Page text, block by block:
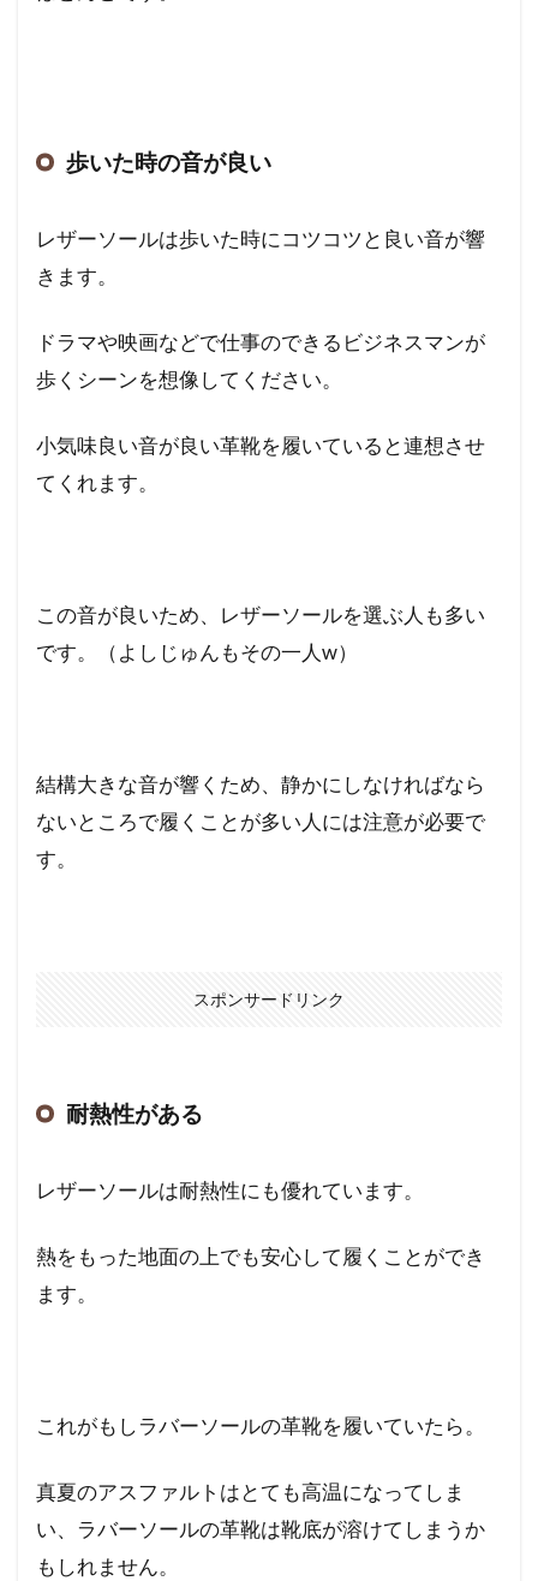
歩いた時の音が良い
レザーソールは歩いた時にコツコツと良い音が響
きます。
ドラマや映画などで仕事のできるビジネスマンが
歩くシーンを想像してください。
小気味良い音が良い革靴を履いていると連想させ
てくれます。
この音が良いため、レザーソールを選ぶ人も多い
です。（よしじゅんもその一人w）
結構大きな音が響くため、静かにしなければなら
ないところで履くことが多い人には注意が必要で
す。
スポンサードリンク
耐熱性がある
レザーソールは耐熱性にも優れています。
熱をもった地面の上でも安心して履くことができ
ます。
これがもしラバーソールの革靴を履いていたら。
真夏のアスファルトはとても高温になってしま
い、ラバーソールの革靴は靴底が溶けてしまうか
もしれません。